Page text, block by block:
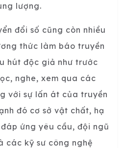
lượng.
đổi số cũng còn nhiều
thức làm báo truyền
hút độc giả như trước
nghe, xem qua các
với sự lấn át của truyền
đó cơ sở vật chất, hạ
ứng yêu cầu, đội ngũ
các kỹ sư công nghệ